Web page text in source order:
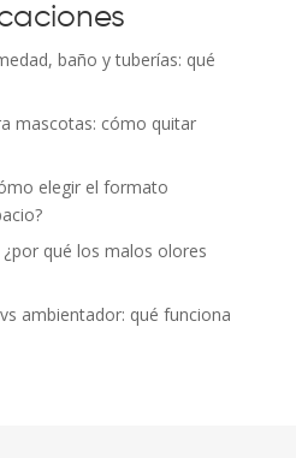
baño y tuberías: qué
mascotas: cómo quitar
elegir el formato
qué los malos olores
ambientador: qué funciona